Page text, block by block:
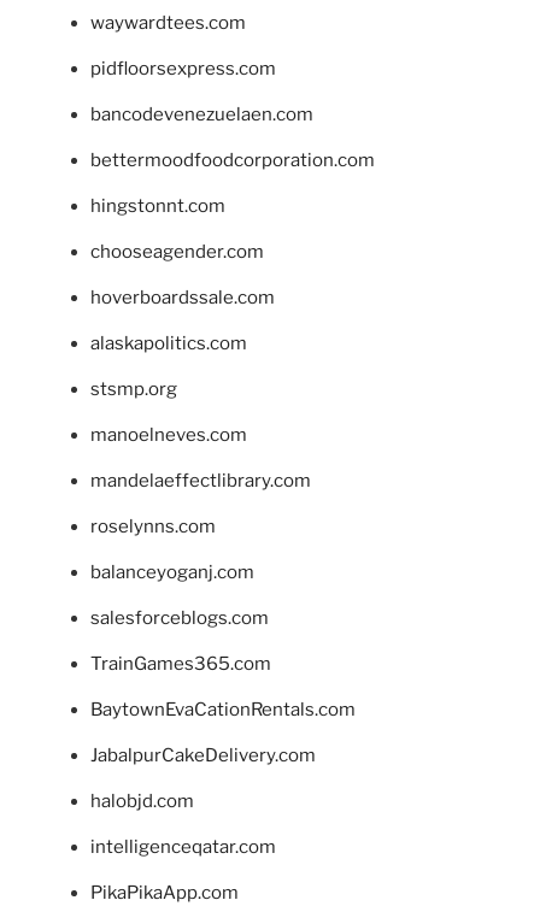
waywardtees.com
pidfloorsexpress.com
bancodevenezuelaen.com
bettermoodfoodcorporation.com
hingstonnt.com
chooseagender.com
hoverboardssale.com
alaskapolitics.com
stsmp.org
manoelneves.com
mandelaeffectlibrary.com
roselynns.com
balanceyoganj.com
salesforceblogs.com
TrainGames365.com
BaytownEvaCationRentals.com
JabalpurCakeDelivery.com
halobjd.com
intelligenceqatar.com
PikaPikaApp.com